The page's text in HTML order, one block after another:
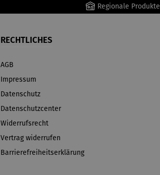
Regionale Produkte
RECHTLICHES
AGB
Impressum
Datenschutz
Datenschutzcenter
Widerrufsrecht
Vertrag widerrufen
Barrierefreiheitserklärung